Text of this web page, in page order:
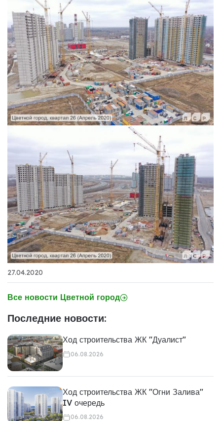
27.04.2020
Все новости Цветной город
Последние новости:
Ход строительства ЖК "Дуалист"
06.08.2026
Ход строительства ЖК "Огни Залива"
IV очередь
06.08.2026